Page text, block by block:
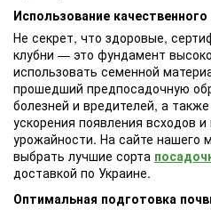
Использование
Не секрет, что здоровые,
клубни — это фундамент
использовать семенной
прошедший предпосадочную
болезней и вредителей, а
ускорения появления всходов
урожайности. На сайте нашего
выбрать лучшие сорта
доставкой по Украине.
Оптимальная подготовка